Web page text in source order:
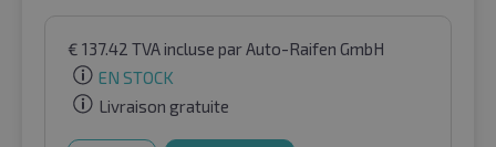
€ 137.42 TVA incluse par Auto-Raifen GmbH
EN STOCK
Livraison gratuite